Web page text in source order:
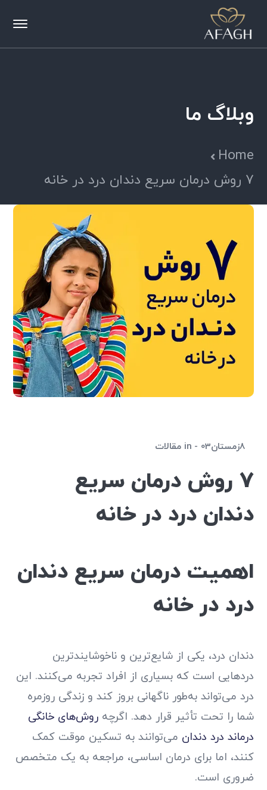
وبلاگ ما
Home
7 روش درمان سریع دندان درد در خانه
8زمستان03 in مقالات
7 روش درمان سریع
دندان درد در خانه
اهمیت درمان سریع دندان
درد در خانه
دندان درد، یکی از شایع‌ترین و ناخوشایندترین
دردهایی است که بسیاری از افراد تجربه می‌کنند. این
درد می‌تواند به‌طور ناگهانی بروز کند و زندگی روزمره
شما را تحت تأثیر قرار دهد. اگرچهروش‌های خانگی
درماند درد دندان می‌توانند به تسکین موقت کمک
کنند، اما برای درمان اساسی، مراجعه به یک متخصص
ضروری است.